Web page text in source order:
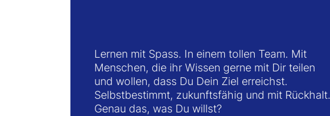
Lernen mit Spass. In einem tollen Team. Mit
Menschen, die ihr Wissen gerne mit Dir teilen
und wollen, dass Du Dein Ziel erreichst.
Selbstbestimmt, zukunftsfähig und mit Rückhalt.
Genau das, was Du willst?